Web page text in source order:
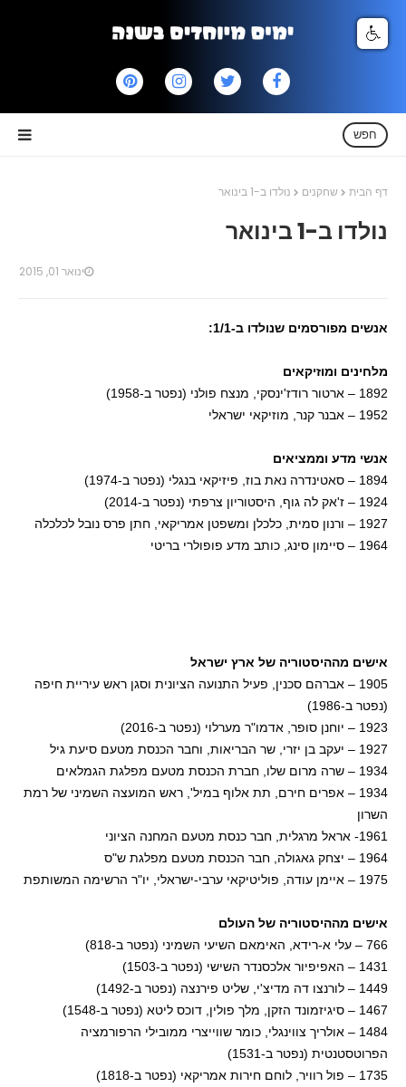
חפש
דף הבית שחקנים נולדו ב-1 בינואר
נולדו ב-1 בינואר
ינואר 01, 2015
אנשים מפורסמים שנולדו ב-1/1:
מלחינים ומוזיקאים
1892 – ארטור רודז'ינסקי, מנצח פולני (נפטר ב-1958)
1952 – אבנר קנר, מוזיקאי ישראלי
אנשי מדע וממציאים
1894 – סאטינדרה נאת בוז, פיזיקאי בנגלי (נפטר ב-1974)
1924 – ז'אק לה גוף, היסטוריון צרפתי (נפטר ב-2014)
1927 – ורנון סמית, כלכלן ומשפטן אמריקאי, חתן פרס נובל לכלכלה
1964 – סיימון סינג, כותב מדע פופולרי בריטי
אישים מההיסטוריה של ארץ ישראל
1905 – אברהם סכנין, פעיל התנועה הציונית וסגן ראש עיריית חיפה
(נפטר ב-1986)
1923 – יוחנן סופר, אדמו"ר מערלוי (נפטר ב-2016)
1927 – יעקב בן יזרי, שר הבריאות, וחבר הכנסת מטעם סיעת גיל
1934 – שרה מרום שלו, חברת הכנסת מטעם מפלגת הגמלאים
1934 – אפרים חירם, תת אלוף במיל', ראש המועצה השמיני של רמת
השרון
1961- אראל מרגלית, חבר כנסת מטעם המחנה הציוני
1964 – יצחק גאגולה, חבר הכנסת מטעם מפלגת ש"ס
1975 – איימן עודה, פוליטיקאי ערבי-ישראלי, יו"ר הרשימה המשותפת
אישים מההיסטוריה של העולם
766 – עלי א-רידא, האימאם השיעי השמיני (נפטר ב-818)
1431 – האפיפיור אלכסנדר השישי (נפטר ב-1503)
1449 – לורנצו דה מדיצ'י, שליט פירנצה (נפטר ב-1492)
1467 – סיגיזמונד הזקן, מלך פולין, דוכס ליטא (נפטר ב-1548)
1484 – אולריך צווינגלי, כומר שווייצרי ממובילי הרפורמציה
הפרוטסטנטית (נפטר ב-1531)
1735 – פול רוויר, לוחם חירות אמריקאי (נפטר ב-1818)